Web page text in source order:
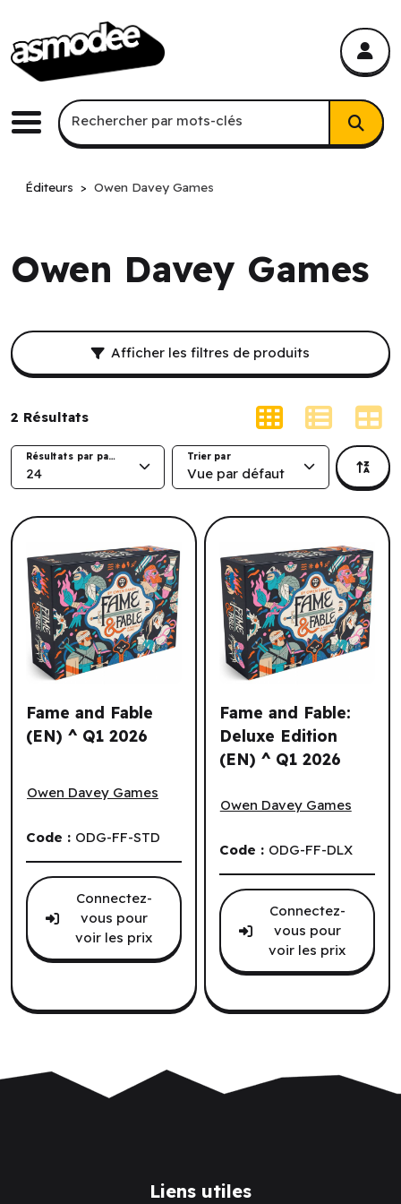
Menu
Recherche par mots-clés
Rechercher par mots-clés
Éditeurs Owen Davey Games
Owen Davey Games
Filtres et résultat de recherche.
Afficher les filtres de produits
2 Résultats
Résultats par page
24
Trier par
Vue par défaut
Fame and Fable
(EN) ^ Q1 2026
Fame and Fable (EN) ^ Q1 2026
Owen Davey Games
Code : ODG-FF-STD
Connectez-
vous pour
voir les prix
Fame and Fable:
Deluxe Edition
(EN) ^ Q1 2026
Owen Davey Games
Code : ODG-FF-DLX
Connectez-
vous pour
voir les prix
Liens utiles